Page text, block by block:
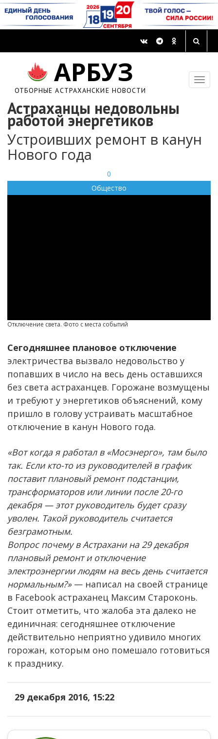
АРБУЗ
ОТБОРНЫЕ АСТРАХАНСКИЕ НОВОСТИ
Астраханцы недовольны
работой энергетиков
Устроивших ремонт в канун
Нового года
0
Общество
Отключение света. Фото с места событий
Сегодняшнее плановое отключение
электричества вызвало недовольство у
попавших в число на весь день оставшихся
без света астраханцев. Горожане возмущены
и требуют у энергетиков объяснений, кому
пришло в голову устраивать масштабное
отключение в канун Нового года.
«Вот когда я работал в «Мосэнерго», там было
так. Если кто-то из руководителей в график
поставит плановый ремонт подстанции,
трансформаторов или линии после 20-го
декабря — этот руководитель будет сразу
уволен. Такой руководитель считается
безграмотным.
Вопрос почему в Астрахани на 29 декабря
плановый ремонт и отключение
электроэнергии людям на весь день считается
нормальным?»— написал на своей странице
в Facebook астраханец Максим Староконь.
Стоит отметить, что жалоба эта далеко не
единичная: сегодняшнее отключение
действительно неприятно удивило многих
горожан, которым оно помешало готовиться
к празднику.
29 декабря 2016, 15:22